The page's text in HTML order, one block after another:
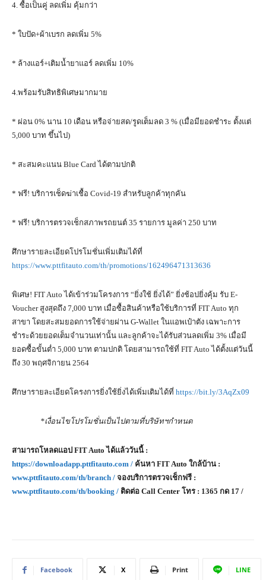
4. ซื้อเป็นคู่ ลดเพิ่ม คุ้มกว่า
* ใบปัด+ผ้าเบรก ลดเพิ่ม 5%
* ล้างแอร์+เติมน้ำยาแอร์ ลดเพิ่ม 10%
4.พร้อมรับสิทธิพิเศษมากมาย
* ผ่อน 0% นาน 10 เดือน หรือจ่ายสด/รูดเต็มลด 3 % (เมื่อมียอดชำระ ตั้งแต่
5,000 บาท ขึ้นไป)
* สะสมคะแนน Blue Card ได้ตามปกติ
* ฟรี! บริการเช็ดฆ่าเชื้อ Covid-19 สำหรับลูกค้าทุกคัน
* ฟรี! บริการตรวจเช็กสภาพรถยนต์ 35 รายการ มูลค่า 250 บาท
ศึกษารายละเอียดโปรโมชั่นเพิ่มเติมได้ที่
https://www.pttfitauto.com/th/promotions/162496471313636
พิเศษ! FIT Auto ได้เข้าร่วมโครงการ “ยิ่งใช้ ยิ่งได้” ยิ่งช้อปยิ่งคุ้ม รับ E-
Voucher สูงสุดถึง 7,000 บาท เมื่อซื้อสินค้าหรือใช้บริการที่ FIT Auto ทุก
สาขา โดยสะสมยอดการใช้จ่ายผ่าน G-Wallet ในแอพเป๋าตัง เฉพาะการ
ชำระด้วยยอดเต็มจำนวนเท่านั้น และลูกค้าจะได้รับส่วนลดเพิ่ม 3% เมื่อมี
ยอดซื้อขั้นต่ำ 5,000 บาท ตามปกติ โดยสามารถใช้ที่ FIT Auto ได้ตั้งแต่วันนี้
ถึง 30 พฤศจิกายน 2564
ศึกษารายละเอียดโครงการยิ่งใช้ยิ่งได้เพิ่มเติมได้ที่ https://bit.ly/3AqZx09
*เงื่อนไขโปรโมชั่นเป็นไปตามที่บริษัทฯกำหนด
สามารถโหลดแอป FIT Auto ได้แล้ววันนี้ :
https://downloadapp.pttfitauto.com / ค้นหา FIT Auto ใกล้บ้าน :
www.pttfitauto.com/th/branch / จองบริการตรวจเช็กฟรี :
www.pttfitauto.com/th/booking / ติดต่อ Call Center โทร : 1365 กด 17 /
Facebook X Print LINE